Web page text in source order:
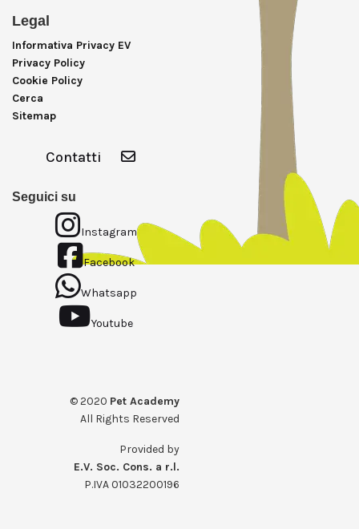
Legal
Informativa Privacy EV
Privacy Policy
Cookie Policy
Cerca
Sitemap
Contatti
Seguici su
Instagram
Facebook
Whatsapp
Youtube
© 2020 Pet Academy
All Rights Reserved
Provided by
E.V. Soc. Cons. a r.l.
P.IVA 01032200196